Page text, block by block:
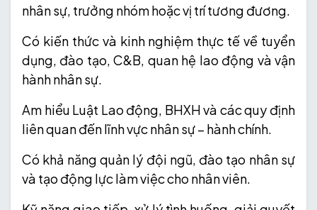
nhân sự, trưởng nhóm hoặc vị trí tương đương.
Có kiến thức và kinh nghiệm thực tế về tuyển
dụng, đào tạo, C&B, quan hệ lao động và vận
hành nhân sự.
Am hiểu Luật Lao động, BHXH và các quy định
liên quan đến lĩnh vực nhân sự – hành chính.
Có khả năng quản lý đội ngũ, đào tạo nhân sự
và tạo động lực làm việc cho nhân viên.